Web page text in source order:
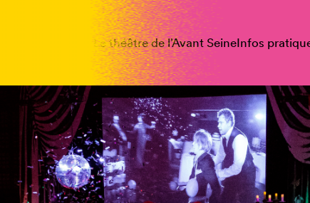
Le théâtre de l’Avant SeineInfos